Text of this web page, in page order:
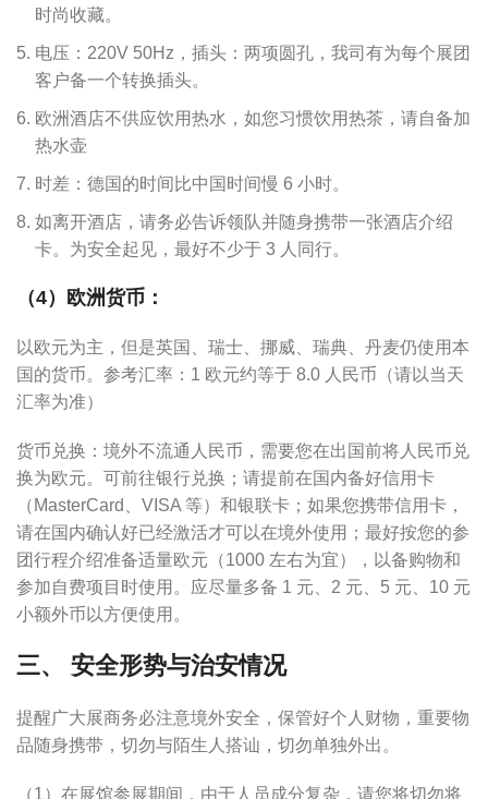
时尚收藏。
电压：220V 50Hz，插头：两项圆孔，我司有为每个展团
客户备一个转换插头。
欧洲酒店不供应饮用热水，如您习惯饮用热茶，请自备加
热水壶
时差：德国的时间比中国时间慢 6 小时。
如离开酒店，请务必告诉领队并随身携带一张酒店介绍
卡。为安全起见，最好不少于 3 人同行。
（4）欧洲货币：
以欧元为主，但是英国、瑞士、挪威、瑞典、丹麦仍使用本
国的货币。参考汇率：1 欧元约等于 8.0 人民币（请以当天
汇率为准）
货币兑换：境外不流通人民币，需要您在出国前将人民币兑
换为欧元。可前往银行兑换；请提前在国内备好信用卡
（MasterCard、VISA 等）和银联卡；如果您携带信用卡，
请在国内确认好已经激活才可以在境外使用；最好按您的参
团行程介绍准备适量欧元（1000 左右为宜），以备购物和
参加自费项目时使用。应尽量多备 1 元、2 元、5 元、10 元
小额外币以方便使用。
三、 安全形势与治安情况
提醒广大展商务必注意境外安全，保管好个人财物，重要物
品随身携带，切勿与陌生人搭讪，切勿单独外出。
（1）在展馆参展期间，由于人员成分复杂，请您将切勿将